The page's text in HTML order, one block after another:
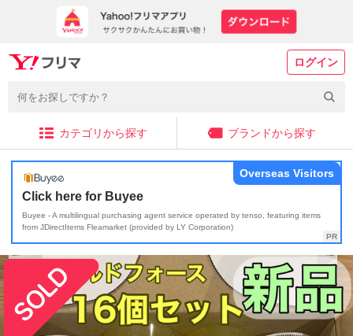
ログイン
カテゴリから探す ブランドから探す
Click here for Buyee
Buyee - A multilingual purchasing agent service operated by tenso, featuring items
from JDirectItems Fleamarket (provided by LY Corporation)
Overseas Visitors